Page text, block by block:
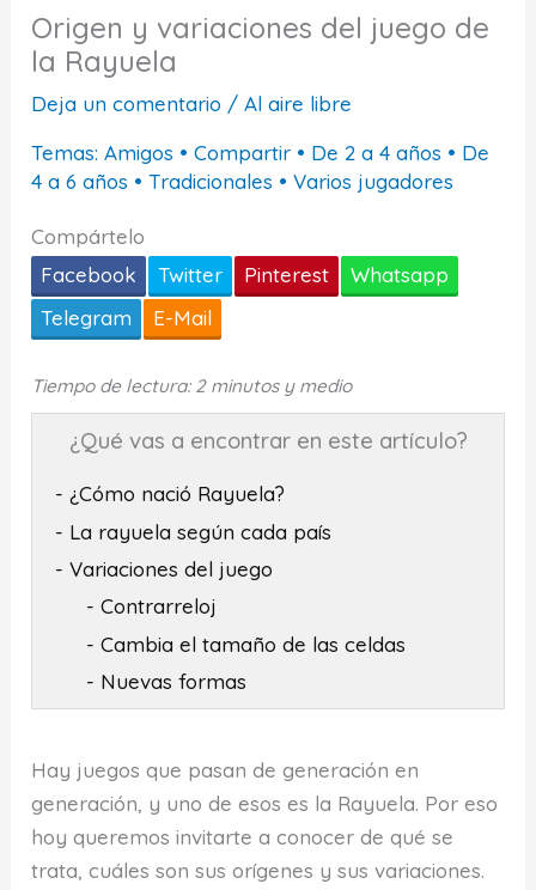
Origen y variaciones del juego de
la Rayuela
Deja un comentario /Al aire libre
Temas:Amigos •Compartir • De 2 a 4 años • De
4 a 6 años •Tradicionales •Varios jugadores
Compártelo
Facebook
Twitter Pinterest
Whatsapp
Telegram
E-Mail
Tiempo de lectura: 2 minutos y medio
¿Qué vas a encontrar en este artículo?
- ¿Cómo nació Rayuela?
- La rayuela según cada país
- Variaciones del juego
- Contrarreloj
- Cambia el tamaño de las celdas
- Nuevas formas
Hay juegos que pasan de generación en
generación, y uno de esos es la Rayuela. Por eso
hoy queremos invitarte a conocer de qué se
trata, cuáles son sus orígenes y sus variaciones.